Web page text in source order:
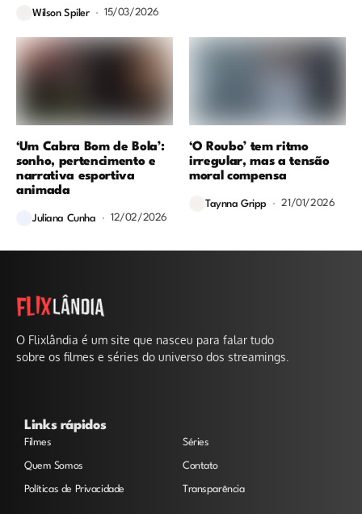
Wilson Spiler 15/03/2026
‘Um Cabra Bom de Bola’:
sonho, pertencimento e
narrativa esportiva
animada
Juliana Cunha 12/02/2026
‘O Roubo’ tem ritmo
irregular, mas a tensão
moral compensa
Taynna Gripp 21/01/2026
O Flixlândia é um site que nasceu para falar tudo
sobre os filmes e séries do universo dos streamings.
Links rápidos
Filmes Séries
Quem Somos Contato
Políticas de Privacidade Transparência